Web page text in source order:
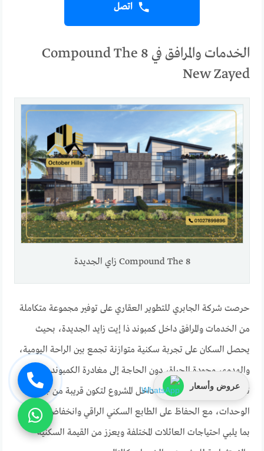
اتصل
الخدمات والمرافق في Compound The 8
New Zayed
Compound The 8 زاي الجديدة
حرصت شركة الجابري للتطوير العقاري على توفير مجموعة متكاملة
من الخدمات والمرافق داخل كمبوند ذا إيت زايد الجديدة، بحيث
يحصل السكان على تجربة سكنية متوازنة تجمع بين الراحة اليومية،
والهدوء، وجودة الحياة، دون الحاجة إلى مغادرة الكمبوند. وقد تم
توزيع هذه الخدمات بعناية داخل المشروع لتكون قريبة من جميع
الوحدات، مع الحفاظ على الطابع السكني الراقي وانخفاض الكثافة،
بما يلبي احتياجات العائلات المختلفة ويعزز من القيمة السكنية
عروض وأسعار